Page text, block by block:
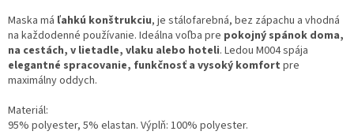
Maska má ľahkú konštrukciu, je stálofarebná, bez zápachu a vhodná
na každodenné používanie. Ideálna voľba pre pokojný spánok doma,
na cestách, v lietadle, vlaku alebo hoteli. Ledou M004 spája
elegantné spracovanie, funkčnosť a vysoký komfort pre
maximálny oddych.
Materiál:
95% polyester, 5% elastan. Výplň: 100% polyester.